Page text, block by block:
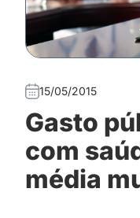
15/05/2015
Gasto
com
média